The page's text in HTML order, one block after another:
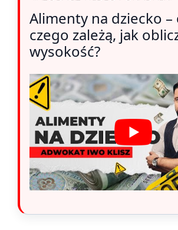
Alimenty na dziecko –
czego zależą, jak
wysokość?